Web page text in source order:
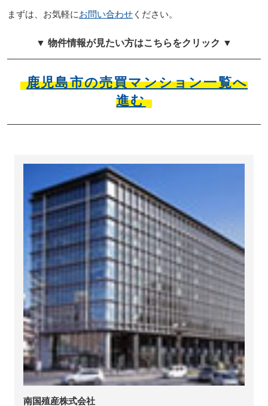
まずは、お気軽にお問い合わせください。
▼ 物件情報が見たい方はこちらをクリック ▼
鹿児島市の売買マンション一覧へ
進む
南国殖産株式会社